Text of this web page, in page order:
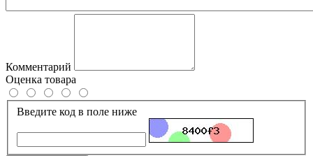
Комментарий
Оценка товара
Введите код в поле ниже